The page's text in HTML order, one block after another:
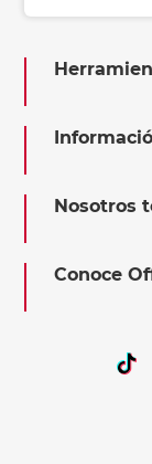
Nosotros
Conoce